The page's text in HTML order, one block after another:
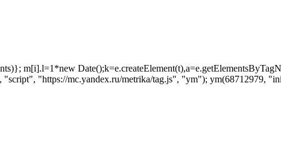
m[i].l=1*new
"https://mc.yandex.ru/metrika/tag.js", "ym"); ym(68712979,